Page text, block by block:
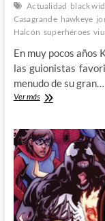
Actualidad black
Casagrande hawkeye
Halcón superhéroes
En muy pocos años
las guionistas
menudo de su gran…
Ver másLa
de
Thompson,
Casagrande
y
Bellaire